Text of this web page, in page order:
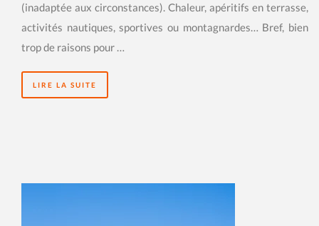
(inadaptée aux circonstances). Chaleur, apéritifs en terrasse,
activités nautiques, sportives ou montagnardes… Bref, bien
trop de raisons pour …
LIRE LA SUITE